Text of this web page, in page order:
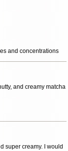
and concentrations
and creamy matcha
super creamy. I would